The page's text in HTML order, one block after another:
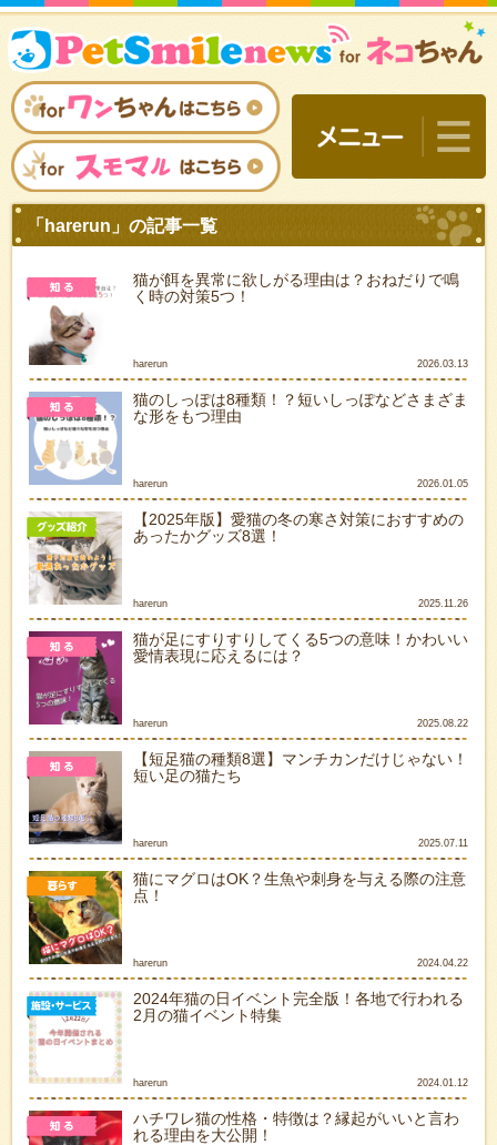
「harerun」の記事一覧
猫が餌を異常に欲しがる理由は？おねだりで鳴
く時の対策5つ！
harerun 2026.03.13
猫のしっぽは8種類！？短いしっぽなどさまざま
な形をもつ理由
harerun 2026.01.05
【2025年版】愛猫の冬の寒さ対策におすすめの
あったかグッズ8選！
harerun 2025.11.26
猫が足にすりすりしてくる5つの意味！かわいい
愛情表現に応えるには？
harerun 2025.08.22
【短足猫の種類8選】マンチカンだけじゃない！
短い足の猫たち
harerun 2025.07.11
猫にマグロはOK？生魚や刺身を与える際の注意
点！
harerun 2024.04.22
2024年猫の日イベント完全版！各地で行われる
2月の猫イベント特集
harerun 2024.01.12
ハチワレ猫の性格・特徴は？縁起がいいと言わ
れる理由を大公開！